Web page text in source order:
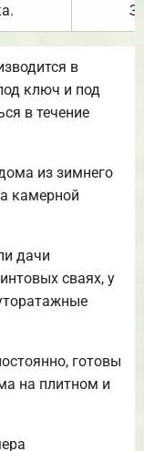
в
ключ и под
в течение
из зимнего
камерной
дачи
сваях, у
готовы
на плитном и